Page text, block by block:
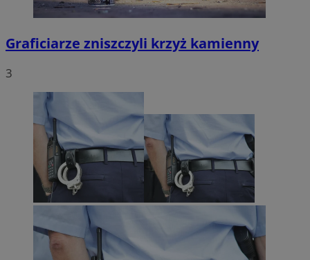
Graficiarze zniszczyli krzyż kamienny
3